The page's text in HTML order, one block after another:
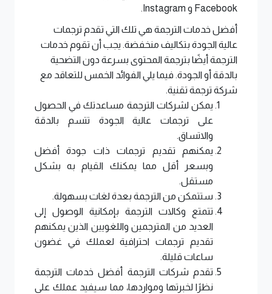
Facebook و Instagram
.
أفضل خدمات الترجمة هي تلك التي تقدم ترجمات
عالية الجودة بتكاليف منخفضة. يجب أن تقوم خدمات
الترجمة أيضًا بترجمة المحتوى بسرعة دون التضحية
بالدقة أو الجودة. فيما يلي الفوائد الخمس للتعاقد مع
شركة ترجمة تقنية.
يمكن لشركات الترجمة مساعدتك في الحصول
على ترجمات عالية الجودة تتسم بالدقة
والاتساق.
يمكنهم تقديم ترجمات ذات جودة أفضل
وبسعر أقل مما يمكنك القيام به بشكل
مستقل.
ستتمكن من الترجمة بعدة لغات بسهولة.
تتمتع وكالات الترجمة بإمكانية الوصول إلى
العديد من المترجمين واللغويين الذين يمكنهم
تقديم ترجمات احترافية لعملك في غضون
ساعات قليلة.
تقدم شركات الترجمة أفضل خدمات الترجمة
نظرًا لخبرتها ومواردها، مما سيفيد عملك على